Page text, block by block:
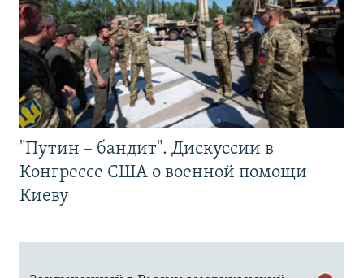
"Путин – бандит". Дискуссии в
Конгрессе США о военной помощи
Киеву